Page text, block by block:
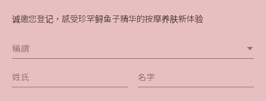
诚邀您登记，感受珍罕鲟鱼子精华的按摩养肤新体验
稱謂